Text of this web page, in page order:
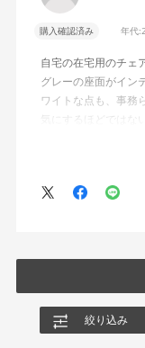
購入確認済み 年代:
自宅の在宅用のチェ
グレーの座面がイン
ワイトな点も、事務
気にするほどではな
が良くないです。カ
全体的にとても満
絞り込み